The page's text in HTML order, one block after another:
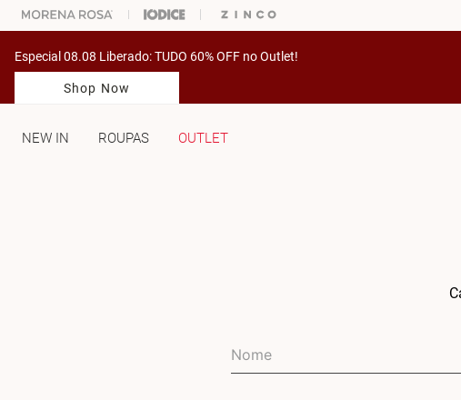
OFF NA SUA 1° COMPRA USANDO O CUPOM: PRIMEIRAMV
Especial 08.08 Liberado: TUDO 60% OFF no Outlet!
Shop Now
NEW IN ROUPAS OUTLET